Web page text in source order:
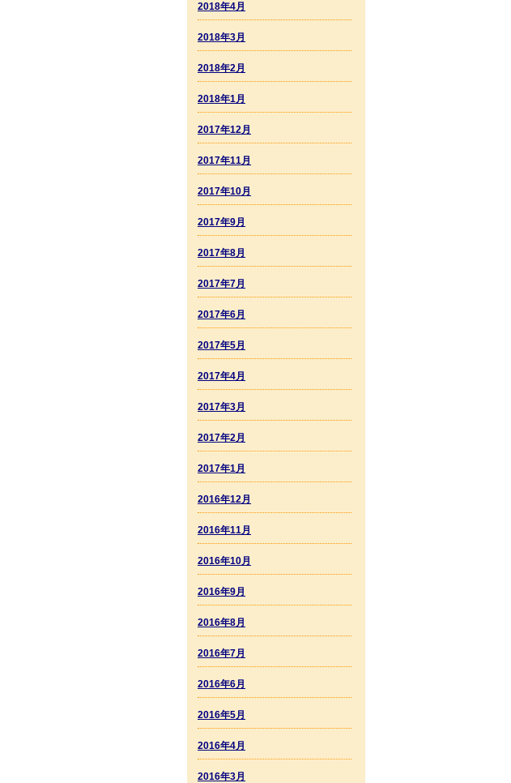
2018年4月
2018年3月
2018年2月
2018年1月
2017年12月
2017年11月
2017年10月
2017年9月
2017年8月
2017年7月
2017年6月
2017年5月
2017年4月
2017年3月
2017年2月
2017年1月
2016年12月
2016年11月
2016年10月
2016年9月
2016年8月
2016年7月
2016年6月
2016年5月
2016年4月
2016年3月